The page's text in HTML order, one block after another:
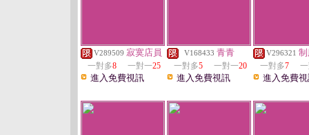
V289509 寂寞店員
一對多8 一對一25
進入免費視訊
V168433 青青
一對多5 一對一20
進入免費視訊
V296321
一對多7
進入免費